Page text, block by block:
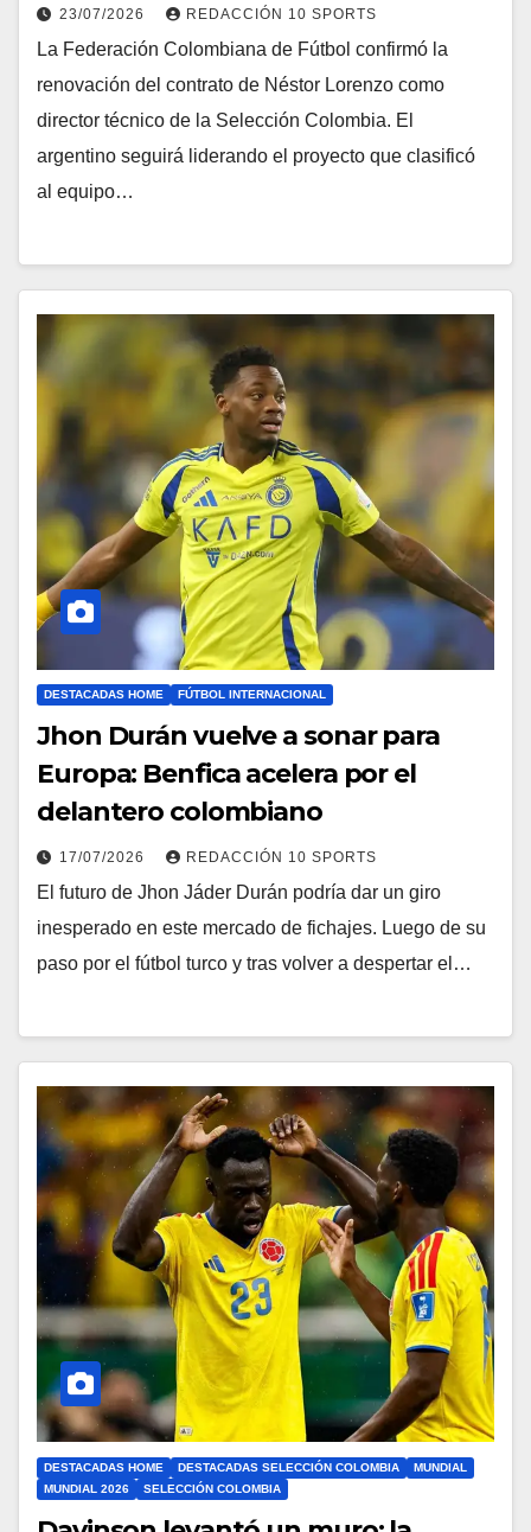
23/07/2026 REDACCIÓN 10 SPORTS
La Federación Colombiana de Fútbol confirmó la
renovación del contrato de Néstor Lorenzo como
director técnico de la Selección Colombia. El
argentino seguirá liderando el proyecto que clasificó
al equipo…
DESTACADAS HOME FÚTBOL INTERNACIONAL
Jhon Durán vuelve a sonar para
Europa: Benfica acelera por el
delantero colombiano
17/07/2026 REDACCIÓN 10 SPORTS
El futuro de Jhon Jáder Durán podría dar un giro
inesperado en este mercado de fichajes. Luego de su
paso por el fútbol turco y tras volver a despertar el…
DESTACADAS HOME DESTACADAS SELECCIÓN COLOMBIA
MUNDIAL
MUNDIAL 2026
SELECCIÓN COLOMBIA